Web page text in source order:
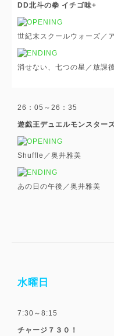
DD北斗の拳 イチゴ味+
世紀末スクールウォーズ／
消せない、七つの星／放課
26：05～26：35
遊戯王デュエルモンスター
Shuffle／奥井雅美
あの日の午後／奥井雅美
水曜日
7:30～8:15
チャージ７３０！